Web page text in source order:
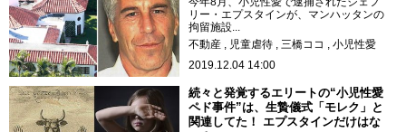
リー・エプスタインが、マンハッタンの
拘留施設...
不動産
児童虐待 三橋ココ
小児性愛
2019.12.04 14:00
続々と発覚するエリートの“小児性愛
ペド事件”は、生贄儀式「モレク」と
関連してた！ エプスタインだけはな